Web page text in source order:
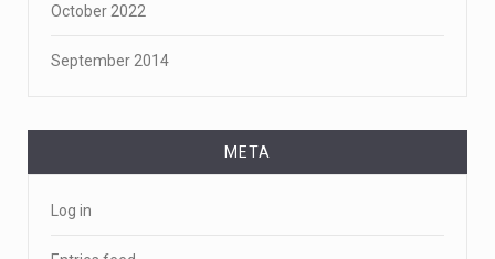
October 2022
September 2014
META
Log in